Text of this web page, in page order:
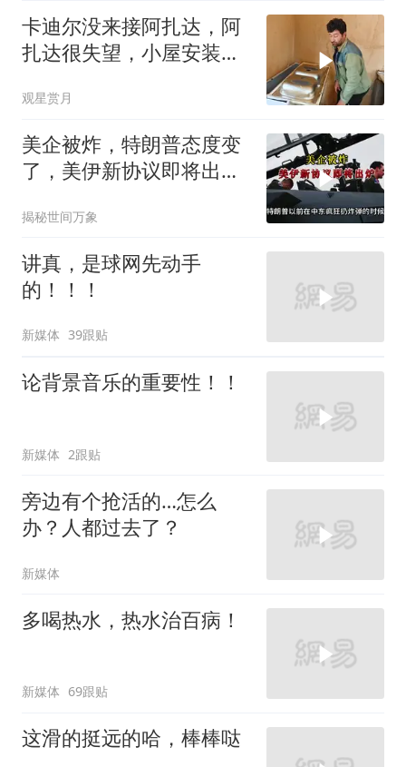
卡迪尔没来接阿扎达，阿
扎达很失望，小屋安装厨
观星赏月
美企被炸，特朗普态度变
了，美伊新协议即将出
揭秘世间万象
讲真，是球网先动手
的！！！
新媒体 39跟贴
论背景音乐的重要性！！
新媒体 2跟贴
旁边有个抢活的…怎么
办？人都过去了？
新媒体
多喝热水，热水治百病！
新媒体 69跟贴
这滑的挺远的哈，棒棒哒